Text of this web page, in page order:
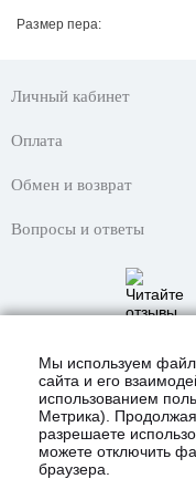
Размер пера:
Личный кабинет
Оплата
Обмен и возврат
Вопросы и ответы
Мы используем
сайта и его
использованием
Метрика). Продолжая
разрешаете
можете отключить
браузера.